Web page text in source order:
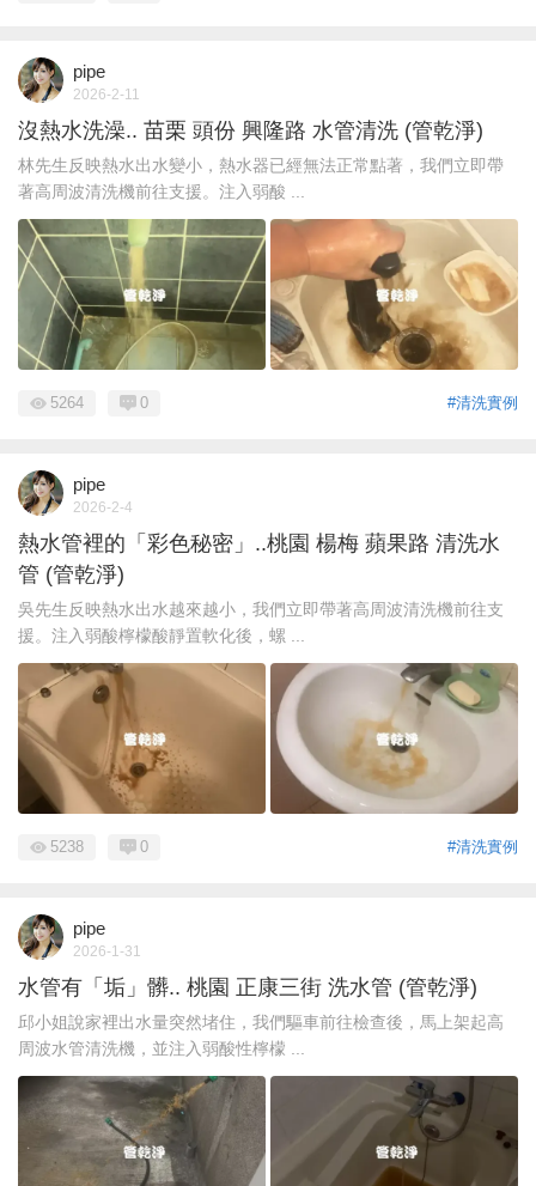
pipe
2026-2-11
沒熱水洗澡.. 苗栗 頭份 興隆路 水管清洗 (管乾淨)
林先生反映熱水出水變小，熱水器已經無法正常點著，我們立即帶
著高周波清洗機前往支援。注入弱酸 ...
#清洗實例
5264 0
pipe
2026-2-4
熱水管裡的「彩色秘密」..桃園 楊梅 蘋果路 清洗水
管 (管乾淨)
吳先生反映熱水出水越來越小，我們立即帶著高周波清洗機前往支
援。注入弱酸檸檬酸靜置軟化後，螺 ...
#清洗實例
5238 0
pipe
2026-1-31
水管有「垢」髒.. 桃園 正康三街 洗水管 (管乾淨)
邱小姐說家裡出水量突然堵住，我們驅車前往檢查後，馬上架起高
周波水管清洗機，並注入弱酸性檸檬 ...